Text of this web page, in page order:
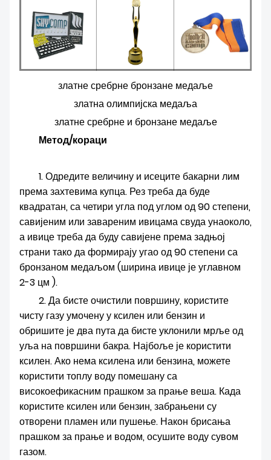
златне сребрне бронзане медаље
златна олимпијска медаља
златне сребрне и бронзане медаље
Метод/кораци
1. Одредите величину и исеците бакарни лим
према захтевима купца. Рез треба да буде
квадратан, са четири угла под углом од 90 степени,
савијеним или завареним ивицама свуда унаоколо,
а ивице треба да буду савијене према задњој
страни тако да формирају угао од 90 степени са
бронзаном медаљом (ширина ивице је углавном
2-3 цм ).
2. Да бисте очистили површину, користите
чисту газу умочену у ксилен или бензин и
обришите је два пута да бисте уклонили мрље од
уља на површини бакра. Најбоље је користити
ксилен. Ако нема ксилена или бензина, можете
користити топлу воду помешану са
високоефикасним прашком за прање веша. Када
користите ксилен или бензин, забрањени су
отворени пламен или пушење. Након брисања
прашком за прање и водом, осушите воду сувом
газом.